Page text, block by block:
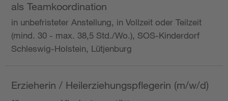
als Teamkoordination
in unbefristeter Anstellung, in Vollzeit oder Teilzeit
(mind. 30 - max. 38,5 Std./Wo.), SOS-Kinderdorf
Schleswig-Holstein, Lütjenburg
Erzieherin / Heilerziehungspflegerin (m/w/d)